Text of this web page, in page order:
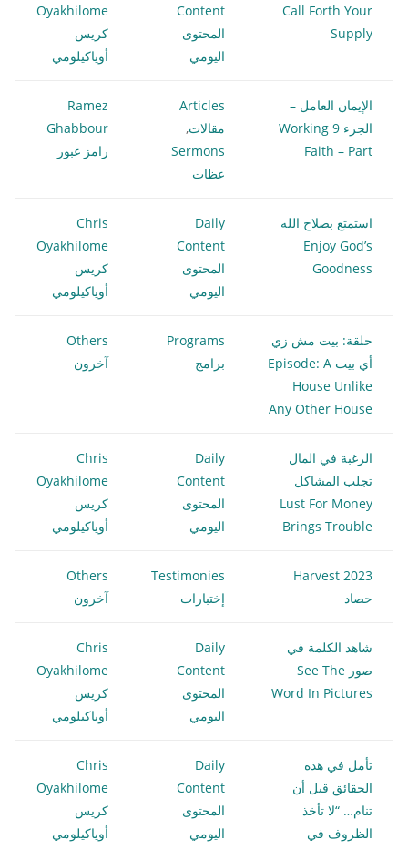
Call Forth Your
Supply
Content
المحتوى
اليومي
Oyakhilome
كريس
أوياكيلومي
الإيمان العامل –
الجزء 9 Working
Faith – Part
Articles
مقالات,
Sermons
عظات
Ramez
Ghabbour
رامز غبور
استمتع بصلاح الله
Enjoy God’s
Goodness
Daily
Content
المحتوى
اليومي
Chris
Oyakhilome
كريس
أوياكيلومي
حلقة: بيت مش زي
أي بيت Episode: A
House Unlike
Any Other House
Programs
برامج
Others
آخرون
الرغبة في المال
تجلب المشاكل
Lust For Money
Brings Trouble
Daily
Content
المحتوى
اليومي
Chris
Oyakhilome
كريس
أوياكيلومي
Harvest 2023
حصاد
Testimonies
إختبارات
Others
آخرون
شاهد الكلمة في
صور See The
Word In Pictures
Daily
Content
المحتوى
اليومي
Chris
Oyakhilome
كريس
أوياكيلومي
تأمل في هذه
الحقائق قبل أن
تنام… “لا تأخذ
الظروف في
Daily
Content
المحتوى
اليومي
Chris
Oyakhilome
كريس
أوياكيلومي